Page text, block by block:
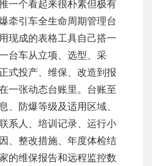
一个看起来很朴素但极有
牵引车全生命周期管理台
现成的表格工具自己搭一
台车从立项、选型、采
式投产、维保、改造到报
一张动态台账里。台账至
、防爆等级及适用区域、
系人、培训记录、运行小
、整改措施、年度体检结
的维保报告和远程监控数